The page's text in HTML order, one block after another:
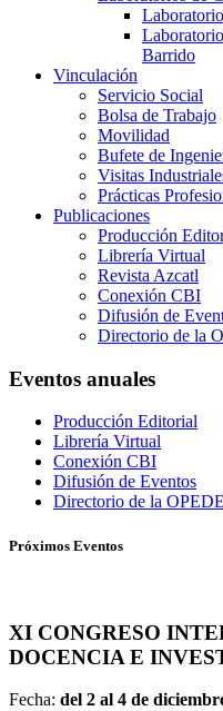
Barrido
Vinculación
Servicio Social
Bolsa de Trabajo
Movilidad
Bufete de
Visitas
Prácticas
Publicaciones
Producción
Librería Virtual
Revista Azcatl
Conexión CBI
Difusión de
Directorio de la
Eventos anuales
Producción Editorial
Librería Virtual
Conexión CBI
Difusión de Eventos
Directorio de la OPEDE
Próximos Eventos
XI CONGRESO
DOCENCIA E
Fecha: del 2 al 4 de